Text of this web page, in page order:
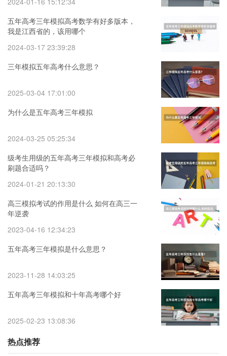
五年高考三年模拟高考数学有好多版本，
我是江西省的，该用哪个
2024-03-17 23:39:28
三年模拟五年高考什么意思？
2025-03-04 17:01:00
为什么是五年高考三年模拟
2024-03-25 05:25:34
级考生用级的五年高考三年模拟和高考必
刷题合适吗？
2024-01-21 20:13:30
高三模拟考试的作用是什么 如何在高三一
年逆袭
2023-04-16 12:34:23
五年高考三年模拟是什么意思？
2023-11-28 14:03:25
五年高考三年模拟和十年高考哪个好
2025-02-23 13:08:36
热点推荐